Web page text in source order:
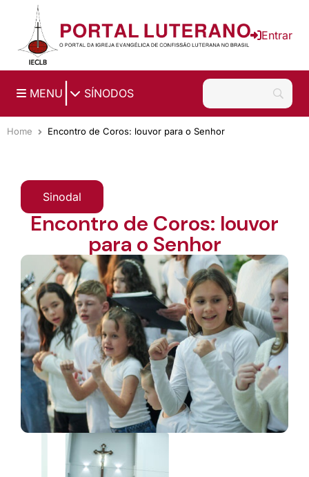
Ir para o conteúdo principal
Entrar
MENU SÍNODOS
Home Encontro de Coros: louvor para o Senhor
Sinodal
Encontro de Coros: louvor
para o Senhor